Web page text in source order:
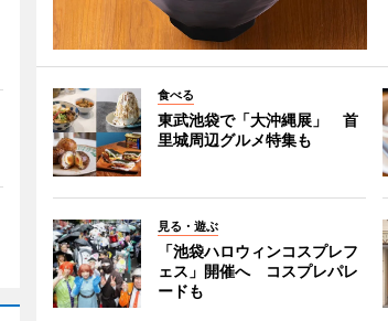
食べる
東武池袋で「大沖縄展」 首
里城周辺グルメ特集も
見る・遊ぶ
「池袋ハロウィンコスプレフ
ェス」開催へ コスプレパレ
ードも